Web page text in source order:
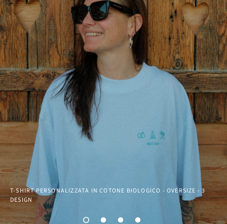
T-SHIRT PERSONALIZZATA IN COTONE BIOLOGICO - OVERSIZE - 3
DESIGN